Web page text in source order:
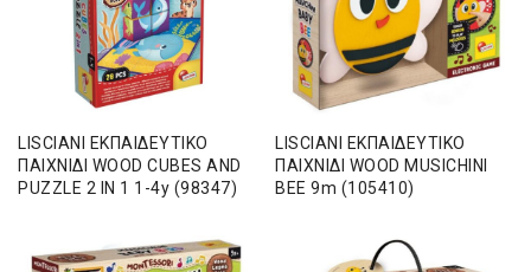
LISCIANI ΕΚΠΑΙΔΕΥΤΙΚΟ
ΠΑΙΧΝΙΔΙ WOOD CUBES AND
PUZZLE 2 IN 1 1-4y (98347)
LISCIANI ΕΚΠΑΙΔΕΥΤΙΚΟ
ΠΑΙΧΝΙΔΙ WOOD MUSICHINI
BEE 9m (105410)